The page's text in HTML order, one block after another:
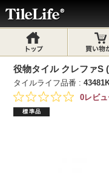
役物タイル クレファS
タイルライフ品番 :
0レビ
標準品